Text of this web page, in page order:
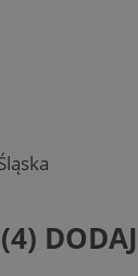
DODAJ